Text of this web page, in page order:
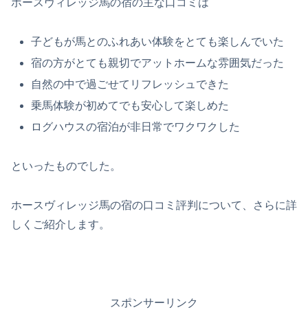
ホースヴィレッジ馬の宿の主な口コミは
子どもが馬とのふれあい体験をとても楽しんでいた
宿の方がとても親切でアットホームな雰囲気だった
自然の中で過ごせてリフレッシュできた
乗馬体験が初めてでも安心して楽しめた
ログハウスの宿泊が非日常でワクワクした
といったものでした。
ホースヴィレッジ馬の宿の口コミ評判について、さらに詳
しくご紹介します。
スポンサーリンク